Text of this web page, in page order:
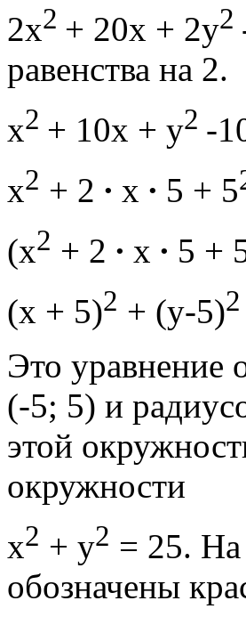
2х2 + 20х + 2у2
равенства на 2.
х2 + 10х + у2 -
x2 + 2 ∙ х ∙ 5 + 5
(x2 + 2 ∙ х ∙ 5 +
(х + 5)2 + (у-5)2
Это уравнение
(-5; 5) и
этой
окружности
х2 + у2 = 25. На
обозначены